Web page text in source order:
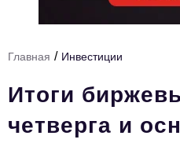
Технологии и тренды
HR
Персона номера
Главная / Инвестиции
Итоги
четверга и